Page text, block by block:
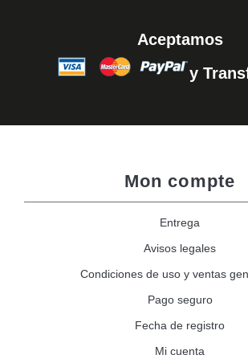
Aceptamos
y
Mon compte
Entrega
Avisos legales
Condiciones de uso y ventas
Pago seguro
Fecha de registro
Mi cuenta